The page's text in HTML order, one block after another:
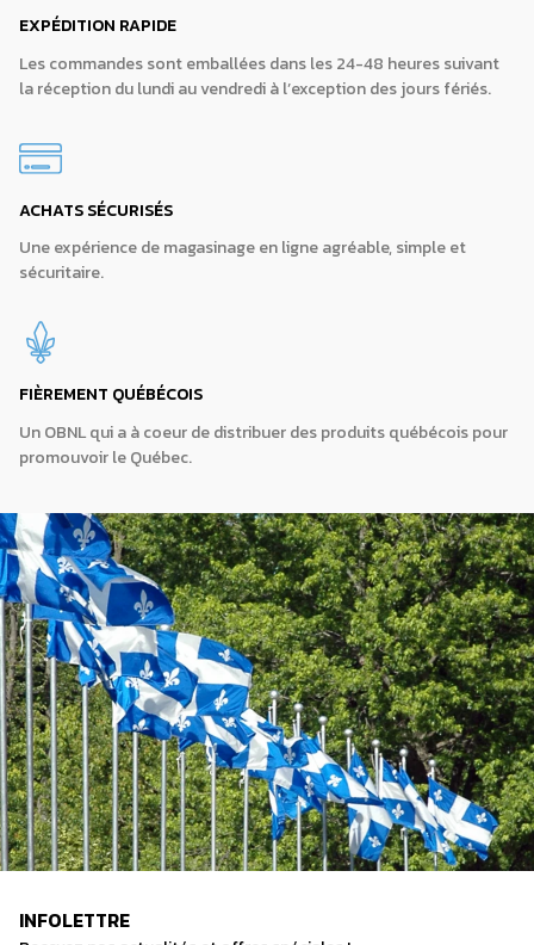
EXPÉDITION RAPIDE
Les commandes sont emballées dans les 24-48 heures suivant
la réception du lundi au vendredi à l’exception des jours fériés.
ACHATS SÉCURISÉS
Une expérience de magasinage en ligne agréable, simple et
sécuritaire.
FIÈREMENT QUÉBÉCOIS
Un OBNL qui a à coeur de distribuer des produits québécois pour
promouvoir le Québec.
INFOLETTRE